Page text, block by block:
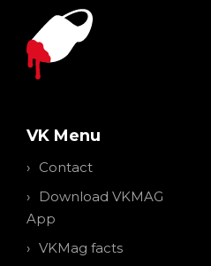
VK Menu
Contact
Download VKMAG
App
VKMag facts